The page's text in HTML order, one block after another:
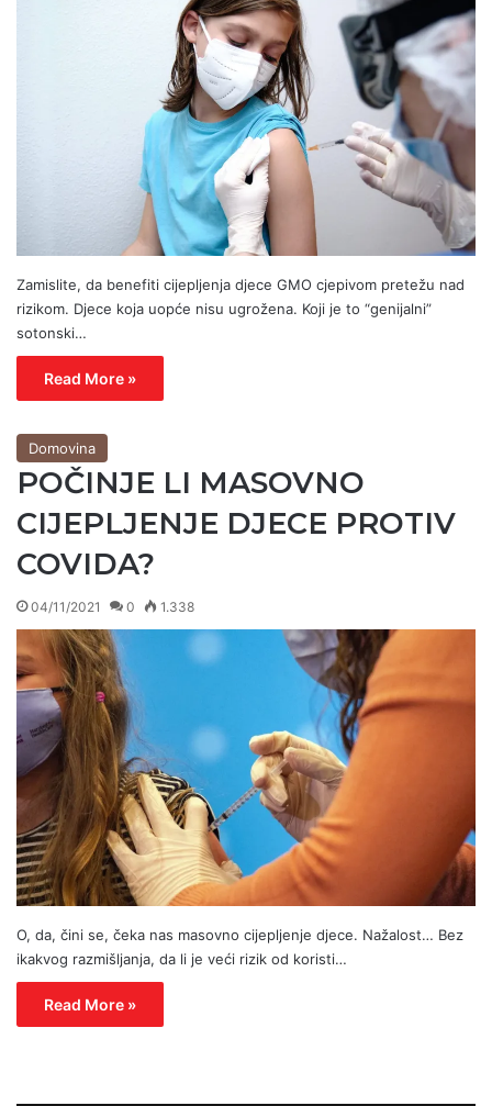
Zamislite, da benefiti cijepljenja djece GMO cjepivom pretežu nad
rizikom. Djece koja uopće nisu ugrožena. Koji je to “genijalni”
sotonski…
Read More »
Domovina
POČINJE LI MASOVNO
CIJEPLJENJE DJECE PROTIV
COVIDA?
04/11/2021 0 1.338
O, da, čini se, čeka nas masovno cijepljenje djece. Nažalost… Bez
ikakvog razmišljanja, da li je veći rizik od koristi…
Read More »